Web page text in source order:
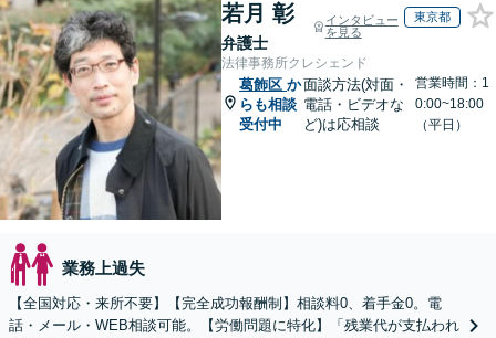
若月 彰
弁護士
インタビュー
を見る
東京都
法律事務所クレシェンド
葛飾区 か
らも相談
受付中
面談方法(対面・
電話・ビデオな
ど)は応相談
営業時間：1
0:00~18:00
（平日）
業務上過失
【全国対応・来所不要】【完全成功報酬制】相談料0、着手金0。電
話・メール・WEB相談可能。【労働問題に特化】「残業代が支払われ